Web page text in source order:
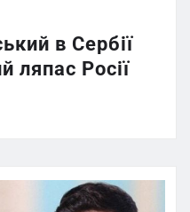
в Сербії
ляпас Росії